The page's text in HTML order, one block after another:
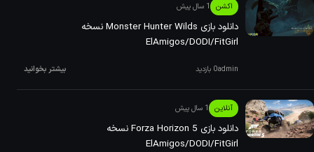
اکشن 1 سال پیش
دانلود بازی Monster Hunter Wilds نسخه
ElAmigos/DODI/FitGirl
admin0 بازدید بیشتر بخوانید
آنلاین 1 سال پیش
دانلود بازی Forza Horizon 5 نسخه
ElAmigos/DODI/FitGirl